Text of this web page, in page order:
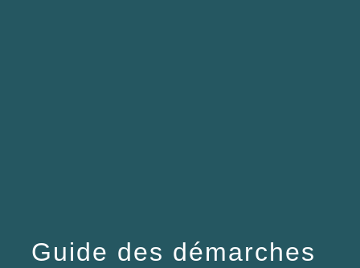
Guide des démarches